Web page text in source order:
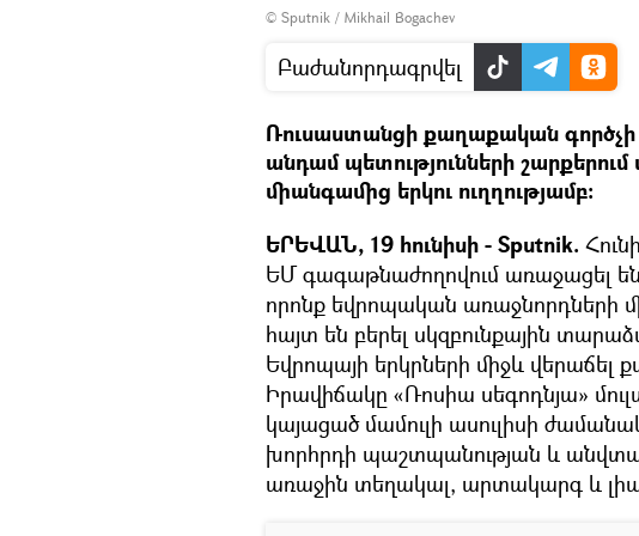
© Sputnik / Mikhail Bogachev
Բաժանորդագրվել
Ռուսաստանցի քաղաքական
անդամ պետությունների
միանգամից երկու ուղղությամբ։
ԵՐԵՎԱՆ, 19 հունիսի - Sputnik.
ԵՄ գագաթնաժողովում առաջացել
որոնք եվրոպական առաջնորդների
հայտ են բերել սկզբունքային
Եվրոպայի երկրների միջև
Իրավիճակը «Ռոսիա սեգոդնյա»
կայացած մամուլի ասուլիսի
խորհրդի պաշտպանության և
առաջին տեղակալ, արտակարգ և